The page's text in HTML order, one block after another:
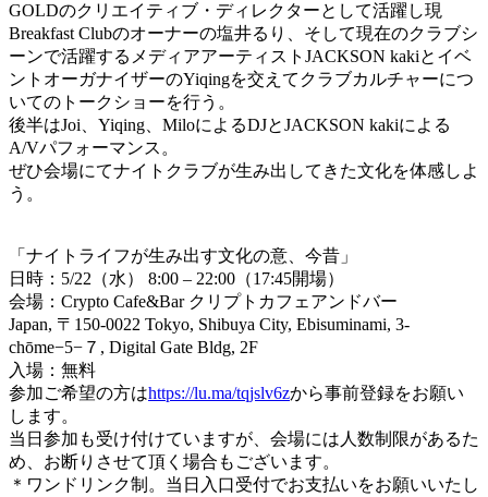
GOLDのクリエイティブ・ディレクターとして活躍し現
Breakfast Clubのオーナーの塩井るり、そして現在のクラブシ
ーンで活躍するメディアアーティストJACKSON kakiとイベ
ントオーガナイザーのYiqingを交えてクラブカルチャーにつ
いてのトークショーを行う。
後半はJoi、Yiqing、MiloによるDJとJACKSON kakiによる
A/Vパフォーマンス。
ぜひ会場にてナイトクラブが生み出してきた文化を体感しよ
う。
「ナイトライフが生み出す文化の意、今昔」
日時：5/22（水） 8:00 – 22:00（17:45開場）
会場：Crypto Cafe&Bar クリプトカフェアンドバー
Japan, 〒150-0022 Tokyo, Shibuya City, Ebisuminami, 3-
chōme−5−７, Digital Gate Bldg, 2F
​入場：無料
参加ご希望の方はhttps://lu.ma/tqjslv6zから事前登録をお願い
します。
当日参加も受け付けていますが、会場には人数制限があるた
め、お断りさせて頂く場合もございます。
​＊ワンドリンク制。当日入口受付でお支払いをお願いいたし